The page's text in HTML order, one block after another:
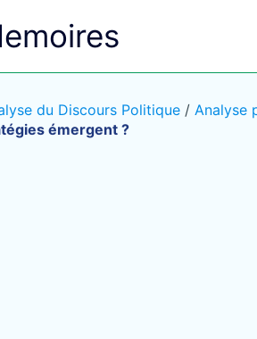
du Discours Politique / Analyse
émergent ?